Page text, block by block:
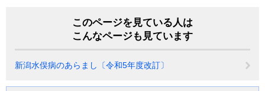
このページを見ている人は
こんなページも見ています
新潟水俣病のあらまし〔令和5年度改訂〕